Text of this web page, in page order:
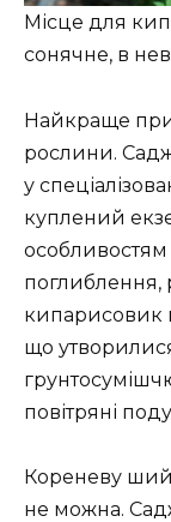
Місце для
сонячне, в
Найкраще
рослини.
у
куплений
особливостям
поглиблення,
кипарисовик
що
повітряні
Кореневу
не можна.